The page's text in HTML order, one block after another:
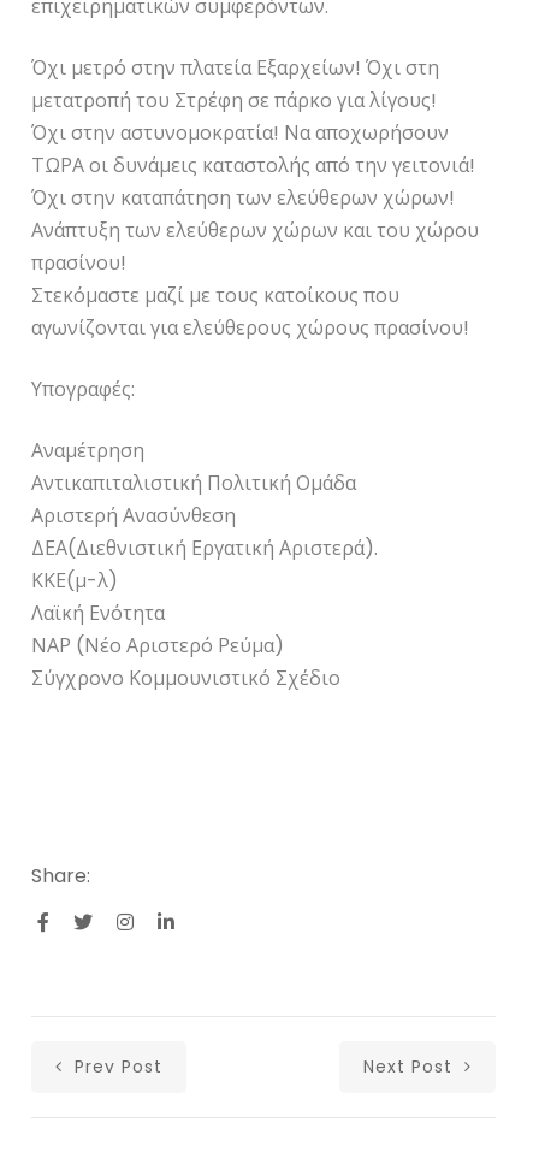
επιχειρηματικών συμφερόντων.
Όχι μετρό στην πλατεία Εξαρχείων! Όχι στη
μετατροπή του Στρέφη σε πάρκο για λίγους!
Όχι στην αστυνομοκρατία! Να αποχωρήσουν
ΤΩΡΑ οι δυνάμεις καταστολής από την γειτονιά!
Όχι στην καταπάτηση των ελεύθερων χώρων!
Ανάπτυξη των ελεύθερων χώρων και του χώρου
πρασίνου!
Στεκόμαστε μαζί με τους κατοίκους που
αγωνίζονται για ελεύθερους χώρους πρασίνου!
Υπογραφές:
Αναμέτρηση
Αντικαπιταλιστική Πολιτική Ομάδα
Αριστερή Ανασύνθεση
ΔΕΑ(Διεθνιστική Εργατική Αριστερά).
ΚΚΕ(μ-λ)
Λαϊκή Ενότητα
ΝΑΡ (Νέο Αριστερό Ρεύμα)
Σύγχρονο Κομμουνιστικό Σχέδιο
Share:
Prev Post Next Post